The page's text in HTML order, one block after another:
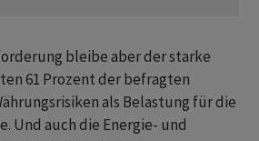
bleibe aber der starke
61 Prozent der befragten
als Belastung für die
Und auch die Energie- und